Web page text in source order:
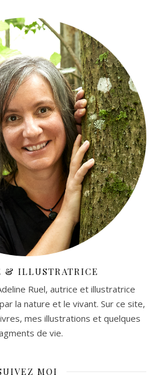
& ILLUSTRATRICE
Ruel, autrice et illustratrice
la nature et le vivant. Sur ce site,
mes illustrations et quelques
de vie.
MOI